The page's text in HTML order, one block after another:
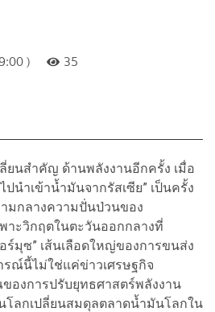
)
35
ยนสำคัญ ด้านพลังงานอีกครั้ง เมื่อ
ปนำเข้าน้ำมันจากรัสเซีย” เป็นครั้ง
มกลางความปั่นป่วนของ
าะวิกฤตในตะวันออกกลางที่
ร์มุซ” เส้นเลือดใหญ่ของการขนส่ง
รณ์นี้ไม่ใช่แค่ข่าวเศรษฐกิจ
ของการปรับยุทธศาสตร์พลังงาน
โลกเปลี่ยนสมดุลตลาดน้ำมันโลกใน